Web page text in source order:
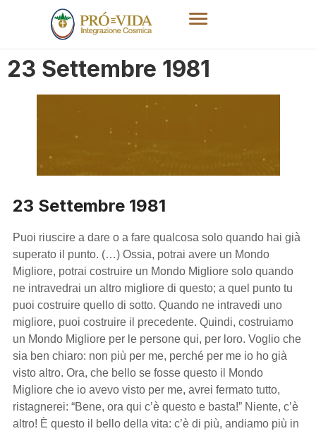
23 Settembre 1981
23 Settembre 1981
Puoi riuscire a dare o a fare qualcosa solo quando hai già
superato il punto. (…) Ossia, potrai avere un Mondo
Migliore, potrai costruire un Mondo Migliore solo quando
ne intravedrai un altro migliore di questo; a quel punto tu
puoi costruire quello di sotto. Quando ne intravedi uno
migliore, puoi costruire il precedente. Quindi, costruiamo
un Mondo Migliore per le persone qui, per loro. Voglio che
sia ben chiaro: non più per me, perché per me io ho già
visto altro. Ora, che bello se fosse questo il Mondo
Migliore che io avevo visto per me, avrei fermato tutto,
ristagnerei: “Bene, ora qui c’è questo e basta!” Niente, c’è
altro! È questo il bello della vita: c’è di più, andiamo più in